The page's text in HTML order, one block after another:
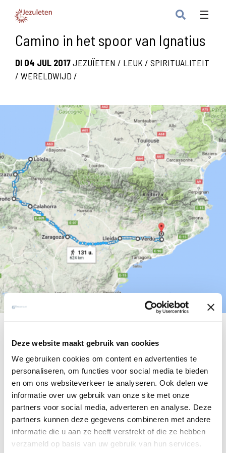
Deze website maakt gebruik van cookies
We gebruiken cookies om content en advertenties te
personaliseren, om functies voor social media te bieden
en om ons websiteverkeer te analyseren. Ook delen we
informatie over uw gebruik van onze site met onze
partners voor social media, adverteren en analyse. Deze
partners kunnen deze gegevens combineren met andere
informatie die u aan ze heeft verstrekt of die ze hebben
verzameld op basis van uw gebruik van hun services.
Camino in het spoor van Ignatius
DI 04 JUL 2017JEZUÏETEN / LEUK / SPIRITUALITEIT
/ WERELDWIJD /
Pas vijf jaar bestaat hij, maar hij wint snel aan populariteit:
de camino ignaciano. Ontdek hét alternatief voor
Compostela.
Waarom niet eens de camino ignaciano
bewandelen? Vijf jaar geleden tekende de Spaanse
jezuïet José Luis Iriberri hem uit. 620 kilometer in